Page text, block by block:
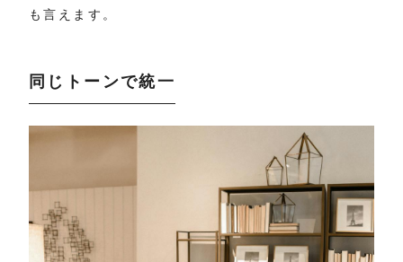
も言えます。
同じトーンで統一